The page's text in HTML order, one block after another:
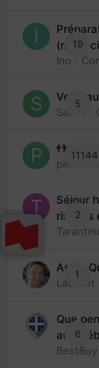
19
Ino ·
5
Venir
Sab74
·
11144
👬
piinoush
2
Séjour
risques
1
Arte :
Laurent
6
Que
au
BestBuy